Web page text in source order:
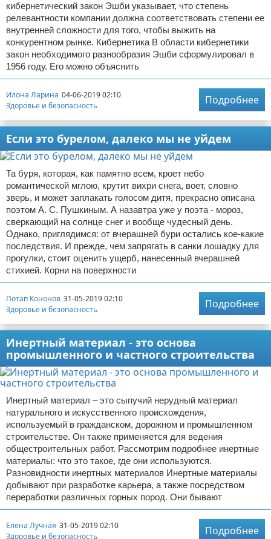
кибернетический закон Эшби указывает, что степень
релевантности компании должна соответствовать степени ее
внутренней сложности для того, чтобы выжить на
конкурентном рынке. Кибернетика В области кибернетики
закон необходимого разнообразия Эшби сформулировал в
1956 году. Его можно объяснить
Илона Ларина 04-06-2019 02:10
Здоровье и безопасность
Подробнее
Если это бурелом, далеко мы не уйдем
Та буря, которая, как памятно всем, кроет небо
романтической мглою, крутит вихри снега, воет, словно
зверь, и может заплакать голосом дитя, прекрасно описана
поэтом А. С. Пушкиным. А назавтра уже у поэта - мороз,
сверкающий на солнце снег и вообще чудесный день.
Однако, приглядимся: от вчерашней бури остались кое-какие
последствия. И прежде, чем запрягать в санки лошадку для
прогулки, стоит оценить ущерб, нанесенный вчерашней
стихией. Корни на поверхности
Потап Кононов 31-05-2019 02:10
Здоровье и безопасность
Подробнее
Инертный материал - это основа
промышленного и частного строительства
Инертный материал – это сыпучий нерудный материал
натурального и искусственного происхождения,
используемый в гражданском, дорожном и промышленном
строительстве. Он также применяется для ведения
общестроительных работ. Рассмотрим подробнее инертные
материалы: что это такое, где они используются.
Разновидности инертных материалов Инертные материалы
добывают при разработке карьера, а также посредством
переработки различных горных пород. Они бывают
Елена Лучная 31-05-2019 02:10
Здоровье и безопасность
Подробнее